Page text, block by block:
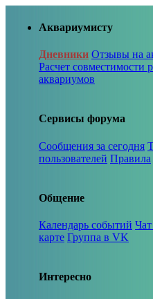
Аквариумисту
Дневники Отзывы на
Расчет совместимости
аквариумов
Сервисы форума
Сообщения за сегодня
пользователей Правила
Общение
Календарь событий
карте Группа в VK
Интересно